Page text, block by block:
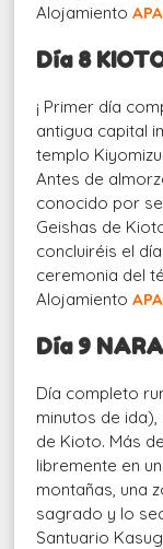
Alojamiento
Día 8
¡ Primer día
antigua capital
templo
Antes de
conocido por
Geishas de
concluiréis el
ceremonia del
Alojamiento
Día 9 NARA
Día completo
minutos de
de Kioto. Más
libremente en
montañas, una
sagrado y lo
Santuario